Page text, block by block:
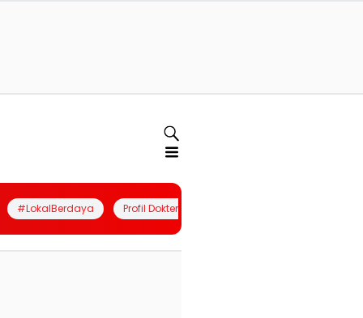
#LokalBerdaya Profil Dokter